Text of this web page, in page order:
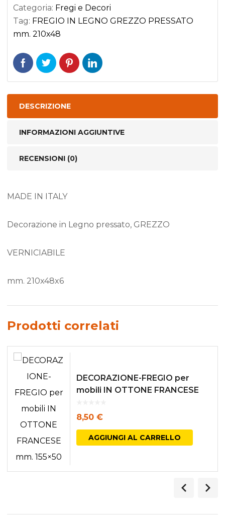
quantità
Categoria: Fregi e Decori
Tag: FREGIO IN LEGNO GREZZO PRESSATO
mm. 210x48
DESCRIZIONE
INFORMAZIONI AGGIUNTIVE
RECENSIONI (0)
MADE IN ITALY
Decorazione in Legno pressato, GREZZO
VERNICIABILE
mm. 210x48x6
Prodotti correlati
DECORAZIONE-FREGIO per
mobili IN OTTONE FRANCESE
8,50 €
AGGIUNGI AL CARRELLO